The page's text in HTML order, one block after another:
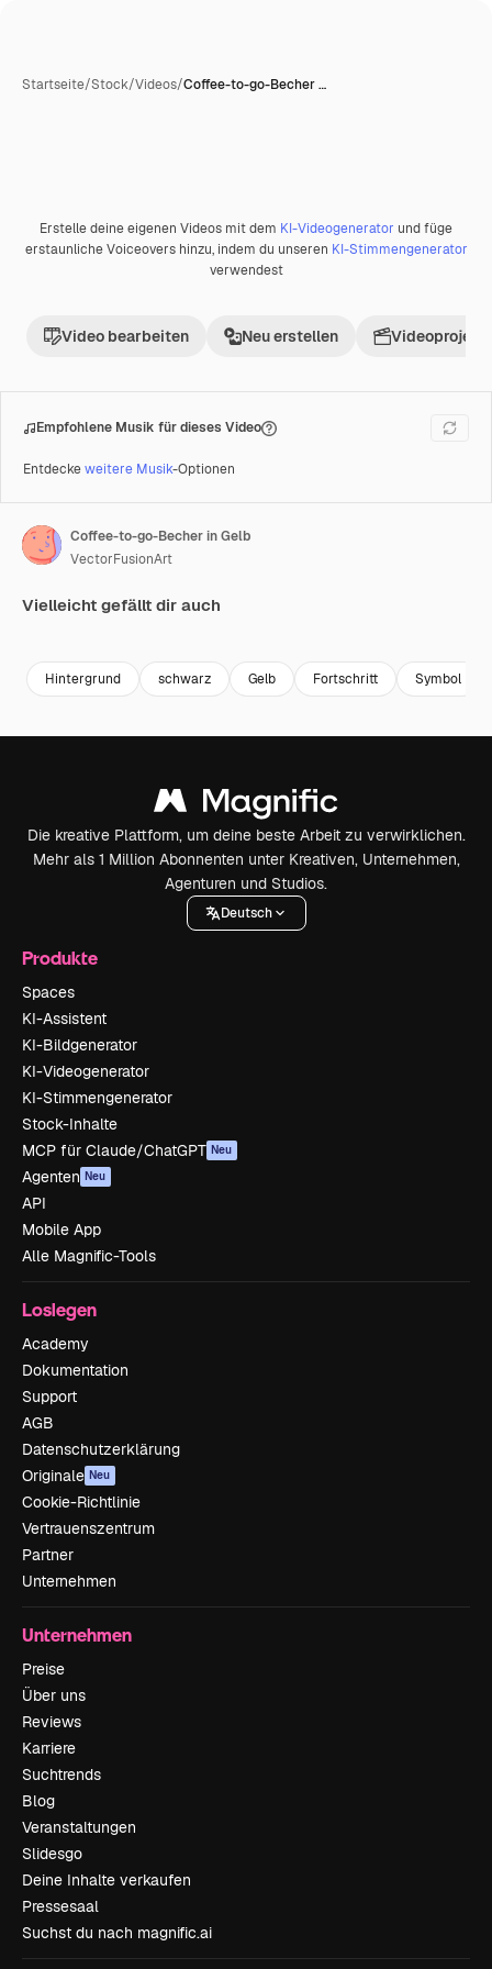
Startseite/Stock/Videos/Coffee-to-go-Becher …
PremiumKI-generiert
Erstelle deine eigenen Videos mit dem KI-Videogenerator und füge
erstaunliche Voiceovers hinzu, indem du unseren KI-Stimmengenerator
verwendest
Video bearbeiten Neu erstellen Videoprojekt
Empfohlene Musik für dieses Video
Entdeckeweitere Musik-Optionen
Coffee-to-go-Becher in Gelb
VectorFusionArt
Vielleicht gefällt dir auch
Hintergrund schwarz Gelb Fortschritt Symbol
Die kreative Plattform, um deine beste Arbeit zu verwirklichen.
Mehr als 1 Million Abonnenten unter Kreativen, Unternehmen,
Agenturen und Studios.
Deutsch
Produkte
Spaces
KI-Assistent
KI-Bildgenerator
KI-Videogenerator
KI-Stimmengenerator
Stock-Inhalte
MCP für Claude/ChatGPT Neu
Agenten Neu
API
Mobile App
Alle Magnific-Tools
Loslegen
Academy
Dokumentation
Support
AGB
Datenschutzerklärung
Originale Neu
Cookie-Richtlinie
Vertrauenszentrum
Partner
Unternehmen
Unternehmen
Preise
Über uns
Reviews
Karriere
Suchtrends
Blog
Veranstaltungen
Slidesgo
Deine Inhalte verkaufen
Pressesaal
Suchst du nach magnific.ai